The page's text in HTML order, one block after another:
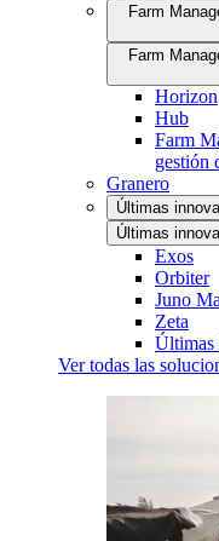
Farm
Farm
Horizon
Hub
Farm
gestión
Granero
Últimas
Últimas
Exos
Orbiter
Juno
Zeta
Últimas
Ver todas las